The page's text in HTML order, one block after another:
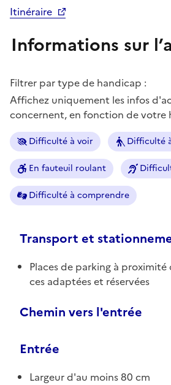
Itinéraire
Informations sur
Filtrer par type de handicap :
Affichez uniquement les infos
concernent, en fonction de votre
Difficulté à voir Difficulté
En fauteuil roulant
Difficulté à comprendre
Transport et
Places de parking à
ces adaptées et réservées
Chemin vers l'entrée
Entrée
Largeur d'au moins 80 cm